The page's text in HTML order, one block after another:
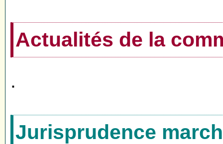
Actualités de la
.
Jurisprudence